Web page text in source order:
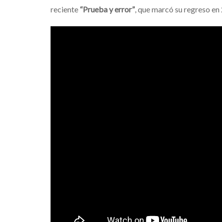
reciente “Prueba y error” , que marcó su regreso